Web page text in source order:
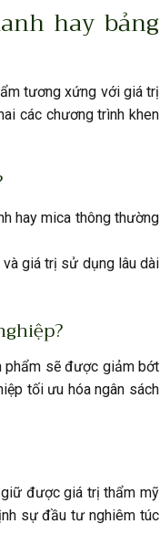
hay bảng
tương xứng với giá trị
các chương trình khen
hay mica thông thường
giá trị sử dụng lâu dài
phẩm sẽ được giảm bớt
tối ưu hóa ngân sách
được giá trị thẩm mỹ
sự đầu tư nghiêm túc